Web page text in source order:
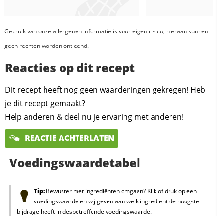
Gebruik van onze allergenen informatie is voor eigen risico, hieraan kunnen
geen rechten worden ontleend.
Reacties op dit recept
Dit recept heeft nog geen waarderingen gekregen! Heb
je dit recept gemaakt?
Help anderen & deel nu je ervaring met anderen!
REACTIE ACHTERLATEN
Voedingswaardetabel
Tip:Bewuster met ingrediënten omgaan? Klik of druk op een
voedingswaarde en wij geven aan welk ingrediënt de hoogste
bijdrage heeft in desbetreffende voedingswaarde.